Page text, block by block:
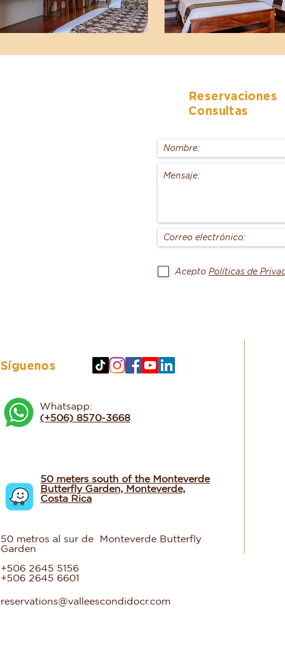
Reservaciones
Consultas
Acepto Políticas de
Síguenos
Whatsapp:
(+506) 8570-3668
50 meters south of the Monteverde
Butterfly Garden, Monteverde,
Costa Rica
50 metros al sur de Monteverde Butterfly
Garden
+506 2645 5156
+506 2645 6601
reservations@valleescondidocr.com